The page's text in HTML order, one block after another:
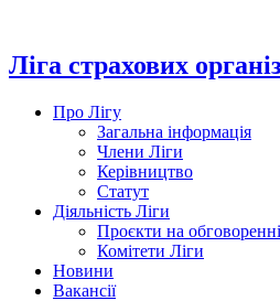
вмісту
Ліга страхових
Про Лігу
Загальна інформація
Члени Ліги
Керівництво
Статут
Діяльність Ліги
Проєкти на обговоренні
Комітети Ліги
Новини
Вакансії